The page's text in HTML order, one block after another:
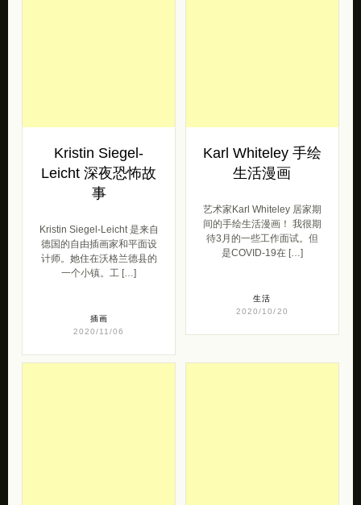
Kristin Siegel-
Leicht 深夜恐怖故
事
Kristin Siegel-Leicht 是来自
德国的自由插画家和平面设
计师。她住在沃格兰德县的
一个小镇。工 […]
插画
2020/11/06
Karl Whiteley 手绘
生活漫画
艺术家Karl Whiteley 居家期
间的手绘生活漫画！ 我很期
待3月的一些工作面试。但
是COVID-19在 […]
生活
2020/10/20